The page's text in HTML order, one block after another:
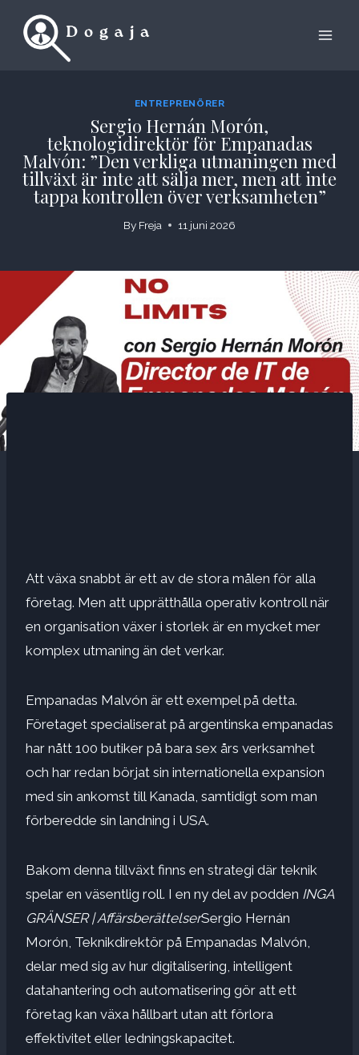
ENTREPRENÖRER
Sergio Hernán Morón,
teknologidirektör för Empanadas
Malvón: ”Den verkliga utmaningen med
tillväxt är inte att sälja mer, men att inte
tappa kontrollen över verksamheten”
By Freja 11 juni 2026
Att växa snabbt är ett av de stora målen för alla
företag. Men att upprätthålla operativ kontroll när
en organisation växer i storlek är en mycket mer
komplex utmaning än det verkar.
Empanadas Malvón är ett exempel på detta.
Företaget specialiserat på argentinska empanadas
har nått 100 butiker på bara sex års verksamhet
och har redan börjat sin internationella expansion
med sin ankomst till Kanada, samtidigt som man
förberedde sin landning i USA.
Bakom denna tillväxt finns en strategi där teknik
spelar en väsentlig roll. I en ny del av podden INGA
GRÄNSER | AffärsberättelserSergio Hernán
Morón, Teknikdirektör på Empanadas Malvón,
delar med sig av hur digitalisering, intelligent
datahantering och automatisering gör att ett
företag kan växa hållbart utan att förlora
effektivitet eller ledningskapacitet.